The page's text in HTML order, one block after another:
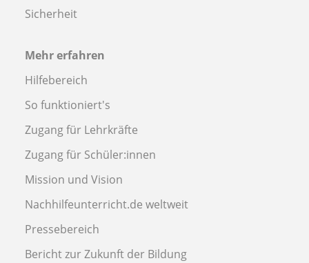
Sicherheit
Mehr erfahren
Hilfebereich
So funktioniert's
Zugang für Lehrkräfte
Zugang für Schüler:innen
Mission und Vision
Nachhilfeunterricht.de weltweit
Pressebereich
Bericht zur Zukunft der Bildung